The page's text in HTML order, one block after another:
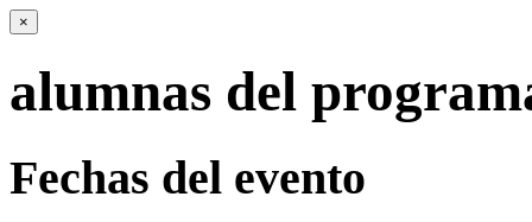
×
alumnas del
Fechas del evento